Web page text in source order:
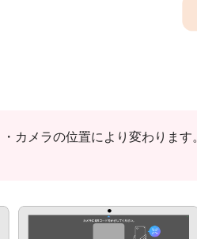
カメラの位置により変わります。